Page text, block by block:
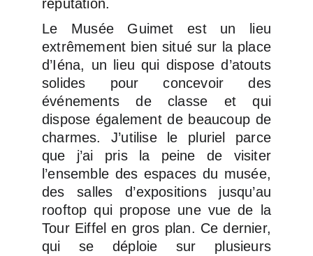
réputation.
Le Musée Guimet est un lieu
extrêmement bien situé sur la place
d’Iéna, un lieu qui dispose d’atouts
solides pour concevoir des
événements de classe et qui
dispose également de beaucoup de
charmes. J’utilise le pluriel parce
que j’ai pris la peine de visiter
l’ensemble des espaces du musée,
des salles d’expositions jusqu’au
rooftop qui propose une vue de la
Tour Eiffel en gros plan. Ce dernier,
qui se déploie sur plusieurs